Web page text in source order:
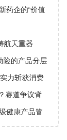
药企的“价值
航天重器
险的产品分层
力斩获消费
赛道争议背
健康产品管